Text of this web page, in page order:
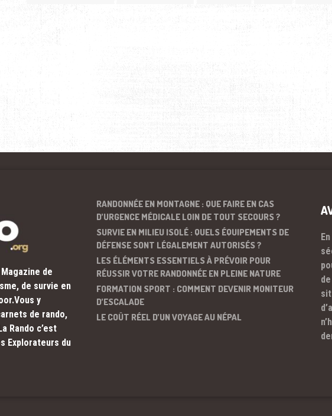
de
de survie en
y
de rando,
Rando c’est
Explorateurs du
RANDONNÉE EN MONTAGNE : QUE FAIRE EN CAS
D’URGENCE MÉDICALE LOIN DE TOUT SECOURS ?
SURVIE EN MILIEU ISOLÉ : QUELS ÉQUIPEMENTS DE
DÉFENSE SONT LÉGALEMENT AUTORISÉS ?
LES ÉLÉMENTS ESSENTIELS À PRÉVOIR POUR
RÉUSSIR VOTRE RANDONNÉE EN PLEINE NATURE
FORMATION SPORT : COMMENT DEVENIR MONITEUR
D’ESCALADE
LE COÛT RÉEL D’UN VOYAGE AU NÉPAL